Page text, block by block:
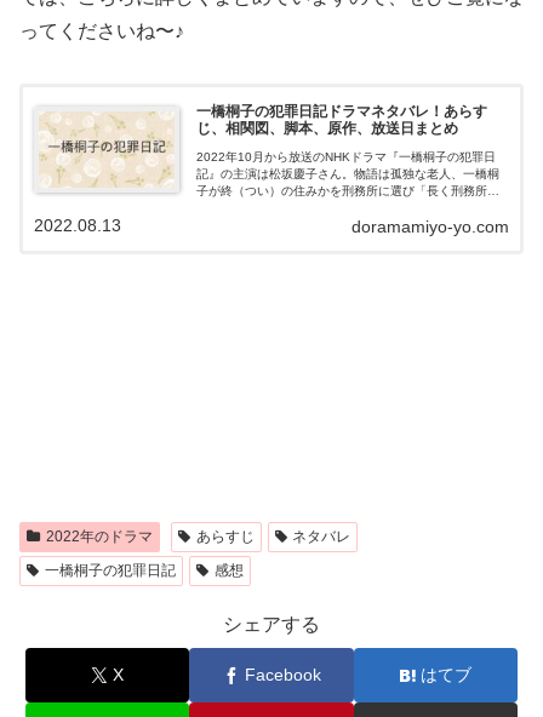
ってくださいね〜♪
一橋桐子の犯罪日記ドラマネタバレ！あらす
じ、相関図、脚本、原作、放送日まとめ
2022年10月から放送のNHKドラマ『一橋桐子の犯罪日
記』の主演は松坂慶子さん。物語は孤独な老人、一橋桐
子が終（つい）の住みかを刑務所に選び「長く刑務所に
"ムショ活" ドラマです。この記...doramamiyo-yo.com
2022.08.13
2022年のドラマ あらすじ
ネタバレ
一橋桐子の犯罪日記
感想
シェアする
X Facebook はてブ